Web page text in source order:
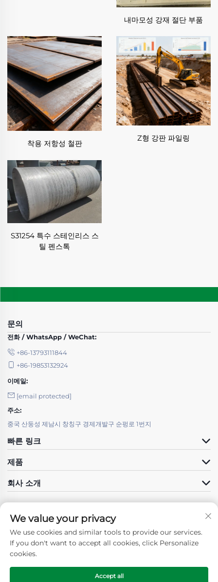
를 달성합니다. 이러한 정밀도는 부품이 조립 시 완벽하
게 맞물리도록 보장하여 조정 작업을 줄이고 신뢰성을
향상시킵니다. 당사의 특수강 가공에서의 정밀도에 대
한 집중은 소규모 편차가 중대한 문제를 일으킬 수 있는
산업 분야에 당사를 이상적인 파트너로 만듭니다.
✦ 맞춤 제작 가능:
고객과 적용 분야마다 고유한 요구 사항이 있음을 인지
하고 있으므로, 맞춤형 제작은 당사 특수강 가공 서비스
의 핵심 강점입니다. 맞춤형 워크플로우 설계에서부터
특정 형상, 표면 마감 또는 성능 기준에 맞춘 기술 조정
에 이르기까지 고객과 긴밀히 협력하여 맞춤 솔루션을
제공합니다. 단일 프로토타입 제품이든 대량 생산이든
상관없이 당사 특수강 가공 팀은 기대에 부합하는 맞춤
있습니다.
✦ 첨단 품질 관리:
당사의 특수강 가공 서비스에서는 품질이 절대 타협할
수 없습니다. 당사는 재료 선정 및 입고 검사에서부터
공정 중 모니터링, 최종 시험에 이르기까지 전 처리 과
정에 걸쳐 엄격한 품질 관리 시스템을 시행하고 있습니
다. 당사의 품질 관리 조치로는 초음파 및 자분 검사와
같은 비파괴 검사(NDT)와 더불어 경도, 인장 강도, 충격
제품이 규격을 충족하거나 초과하도록 보장합니다.
율성과 정시 납품을 우선시합니다. 최적화된 작업 프로
세스, 첨단 스케줄링 및 자원 관리를 통해 품질 저하 없
이 리드타임을 최소화합니다. 급변하는 산업 환경에서
고 있으며, 당사의 특수강 가공 팀은 고객 생산 일정을
지원하기 위해 정시 납품을 약속합니다.
✓ 첨단 열처리:
열처리는 특수강 가공에서 강철의 기계적 특성에 영향
을 미치는 중요한 단계입니다. 당사 시설은 어닐링, 담금
질, 템퍼링, 카르버라이징 및 질화와 같은 공정을 위해
최첨단 열처리로 및 제어 분위기를 갖추고 있습니다. 이
러한 특수강 가공 기술은 강도, 경도, 인성 및 마모 저항
성을 향상시키도록 조정되어 부품이 혹독한 조건에서
도 견딜 수 있도록 보장합니다. 당사의 열처리 전문성은
복잡한 형상의 부품에도 일관된 결과를 제공합니다.
✓ 고정밀 절단 및 가공:
절단 및 가공은 특수강 가공의 핵심 공정이며, 정확성과
효율성을 위해 최신 기술을 사용합니다. 고속 스핀들 및
첨단 공구를 갖춘 당사의 CNC 머시닝 센터는 강한 특
수강 소재도 쉽게 가공할 수 있습니다. 윤곽 가공, 드릴
내마모성 강재 절단 부품
착용 저항성 철판
Z형 강판 파일링
S31254 특수 스테인리스 스
틸 펜스톡
문의
전화 / WhatsApp / WeChat:
+86-13793111844
+86-19853132924
이메일:
[email protected]
주소:
중국 산둥성 제남시 창칭구 경제개발구 순펑로 1번지
빠른 링크
제품
회사 소개
팔로우하기
Copyright © 2025 by SHANDONG GUOSHUN CONSTRUCTION
We value your privacy
We use cookies and similar tools to provide our services.
If you don't want to accept all cookies, click Personalize
cookies.
Accept all